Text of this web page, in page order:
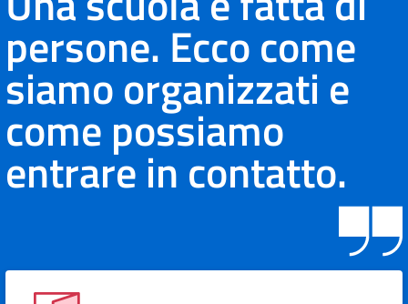
persone. Ecco come
siamo organizzati e
come possiamo
entrare in contatto.